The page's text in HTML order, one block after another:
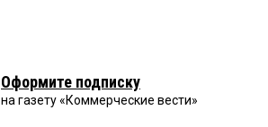
Оформите подписку
на газету «Коммерческие вести»